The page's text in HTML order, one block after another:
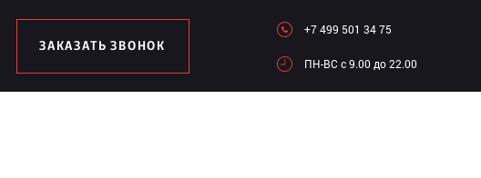
ЗАКАЗАТЬ ЗВОНОК
+7 499 501 34 75
ПН-ВC c 9.00 до 22.00